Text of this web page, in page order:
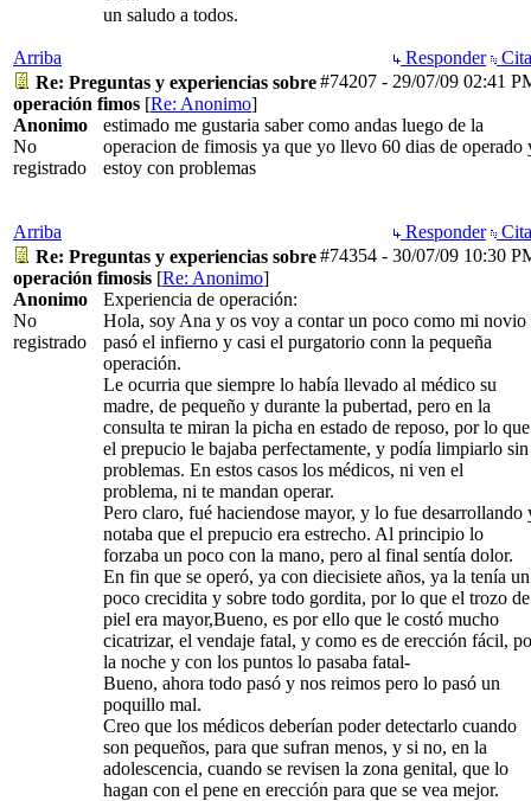
un saludo a todos.
Arriba Responder
#74207 - 29/07/09 02:41
Re: Preguntas y experiencias sobre
operación fimos [Re: Anonimo]
Anonimo
No
registrado
estimado me gustaria saber como andas luego de la
operacion de fimosis ya que yo llevo 60 dias de operado
estoy con problemas
Arriba Responder
#74354 - 30/07/09 10:30
Re: Preguntas y experiencias sobre
operación fimosis [Re: Anonimo]
Anonimo
No
registrado
Experiencia de operación:
Hola, soy Ana y os voy a contar un poco como mi novio
pasó el infierno y casi el purgatorio conn la pequeña
operación.
Le ocurria que siempre lo había llevado al médico su
madre, de pequeño y durante la pubertad, pero en la
consulta te miran la picha en estado de reposo, por lo que
el prepucio le bajaba perfectamente, y podía limpiarlo sin
problemas. En estos casos los médicos, ni ven el
problema, ni te mandan operar.
Pero claro, fué haciendose mayor, y lo fue desarrollando
notaba que el prepucio era estrecho. Al principio lo
forzaba un poco con la mano, pero al final sentía dolor.
En fin que se operó, ya con diecisiete años, ya la tenía un
poco crecidita y sobre todo gordita, por lo que el trozo de
piel era mayor,Bueno, es por ello que le costó mucho
cicatrizar, el vendaje fatal, y como es de erección fácil,
la noche y con los puntos lo pasaba fatal-
Bueno, ahora todo pasó y nos reimos pero lo pasó un
poquillo mal.
Creo que los médicos deberían poder detectarlo cuando
son pequeños, para que sufran menos, y si no, en la
adolescencia, cuando se revisen la zona genital, que lo
hagan con el pene en erección para que se vea mejor.